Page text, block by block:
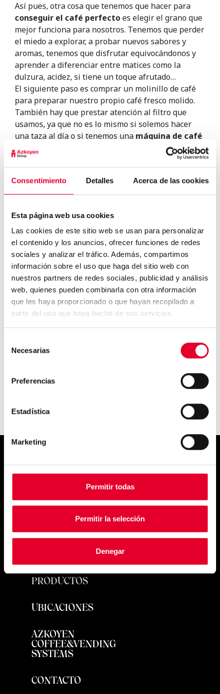
Consentimiento Detalles Acerca de las cookies
Esta página web usa cookies
Las cookies de este sitio web se usan para personalizar
el contenido y los anuncios, ofrecer funciones de redes
sociales y analizar el tráfico. Además, compartimos
información sobre el uso que haga del sitio web con
nuestros partners de redes sociales, publicidad y análisis
web, quienes pueden combinarla con otra información
que les haya proporcionado o que hayan recopilado a
partir del uso que haya hecho de sus servicios.
Necesarias
Preferencias
Estadística
Marketing
Permitir todas
Permitir la selección
Denegar
Así pues, otra cosa que tenemos que hacer para
conseguir el café perfectoes elegir el grano que
mejor funciona para nosotros. Tenemos que perder
el miedo a explorar, a probar nuevos sabores y
aromas, tenemos que disfrutar equivocándonos y
aprender a diferenciar entre matices como la
dulzura, acidez, si tiene un toque afrutado…
El siguiente paso es comprar un molinillo de café
para preparar nuestro propio café fresco molido.
También hay que prestar atención al filtro que
usamos, ya que no es lo mismo si solemos hacer
una taza al día o si tenemos una máquina de café
en la oficina
Al final del día, lo más importante es ponernos
que, cada persona tiene un gusto diferente y la
única forma dedescubrir nuestro café perfecto
La disponibilidad de café en
el trabajo es una pr...
cambiando las cosas...
Simply
exquisite
PRODUCTOS
UBICACIONES
AZKOYEN
COFFEE&VENDING
SYSTEMS
CONTACTO